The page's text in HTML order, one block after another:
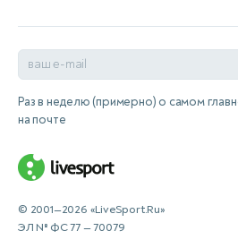
Раз в неделю (примерно) о самом
на почте
© 2001—2026 «LiveSport.Ru»
ЭЛ № ФС 77 — 70079